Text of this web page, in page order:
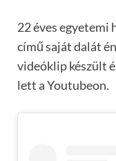
22 éves egyetemi
című saját dalát
videóklip készült
lett a Youtubeon.